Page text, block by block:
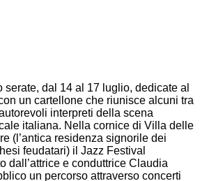
serate, dal 14 al 17 luglio, dedicate al
un cartellone che riunisce alcuni tra
interpreti della scena
italiana. Nella cornice di Villa delle
(l’antica residenza signorile dei
feudatari) il Jazz Festival
dall’attrice e conduttrice Claudia
un percorso attraverso concerti